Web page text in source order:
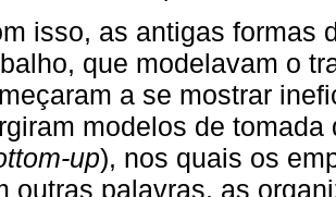
isso, as antigas formas
que modelavam o
a se mostrar
modelos de
up), nos quais os
outras palavras, as